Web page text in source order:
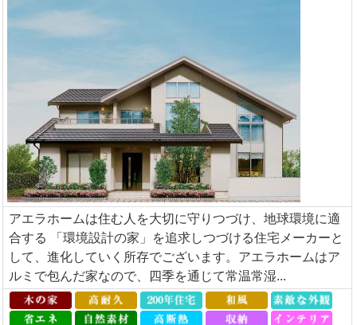
アエラホームは住む人を大切に守りつづけ、地球環境に適
合する 「環境設計の家」を追求しつづける住宅メーカーと
して、進化していく所存でございます。アエラホームはア
ルミで包んだ家なので、四季を通じて常温常湿...